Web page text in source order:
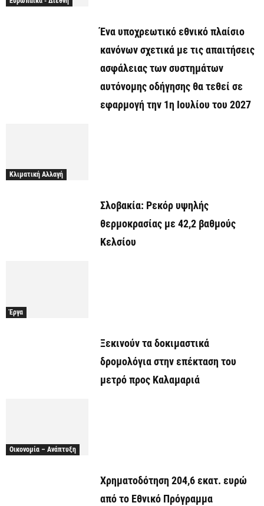
Ένα υποχρεωτικό εθνικό πλαίσιο
κανόνων σχετικά με τις απαιτήσεις
ασφάλειας των συστημάτων
αυτόνομης οδήγησης θα τεθεί σε
εφαρμογή την 1η Ιουλίου του 2027
Κλιματική Αλλαγή
Σλοβακία: Ρεκόρ υψηλής
θερμοκρασίας με 42,2 βαθμούς
Κελσίου
Έργα
Ξεκινούν τα δοκιμαστικά
δρομολόγια στην επέκταση του
μετρό προς Καλαμαριά
Οικονομία – Ανάπτυξη
Χρηματοδότηση 204,6 εκατ. ευρώ
από το Εθνικό Πρόγραμμα